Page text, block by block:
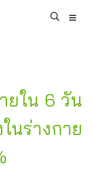
ยใน 6 วัน
นร่างกาย